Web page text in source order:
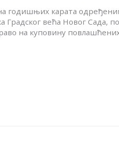
годишњих карата одређеним
Градског већа Новог Сада,
на куповину